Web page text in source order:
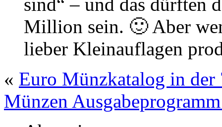
Million sein. 🙂 Aber
lieber Kleinauflagen
« Euro Münzkatalog in
Münzen